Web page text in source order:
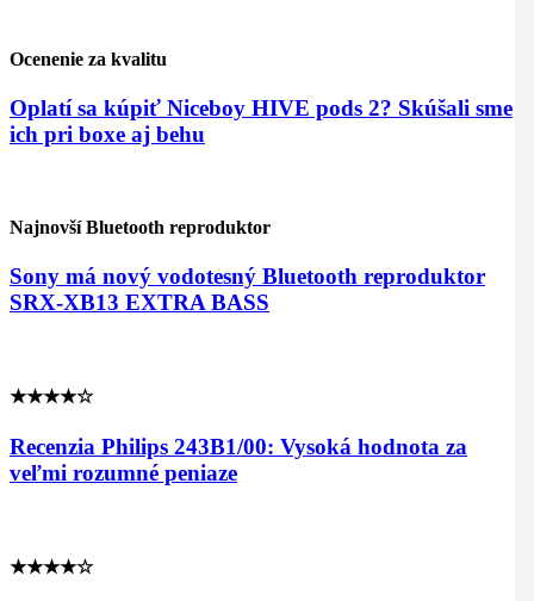
Ocenenie za kvalitu
Oplatí sa kúpiť Niceboy HIVE pods 2? Skúšali sme
ich pri boxe aj behu
Najnovší Bluetooth reproduktor
Sony má nový vodotesný Bluetooth reproduktor
SRX-XB13 EXTRA BASS
★★★★☆
Recenzia Philips 243B1/00: Vysoká hodnota za
veľmi rozumné peniaze
★★★★☆